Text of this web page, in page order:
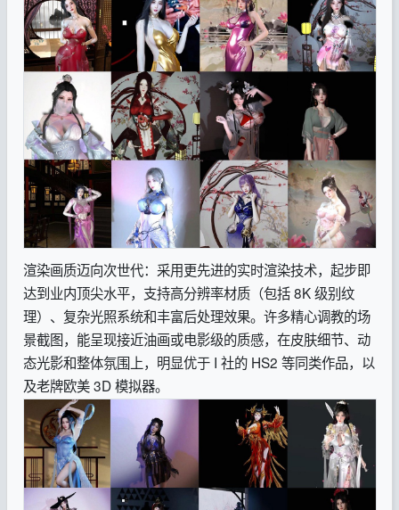
渲染画质迈向次世代：采用更先进的实时渲染技术，起步即
达到业内顶尖水平，支持高分辨率材质（包括 8K 级别纹
理）、复杂光照系统和丰富后处理效果。许多精心调教的场
景截图，能呈现接近油画或电影级的质感，在皮肤细节、动
态光影和整体氛围上，明显优于 I 社的 HS2 等同类作品，以
及老牌欧美 3D 模拟器。